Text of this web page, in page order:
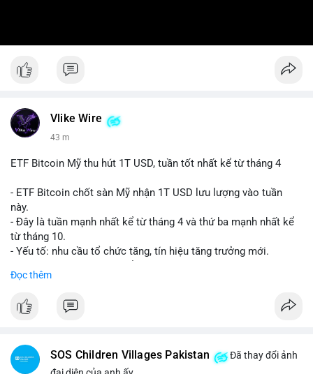
Vlike Wire
43 m
ETF Bitcoin Mỹ thu hút 1T USD, tuần tốt nhất kể từ tháng 4
- ETF Bitcoin chốt sàn Mỹ nhận 1T USD lưu lượng vào tuần
này.
- Đây là tuần mạnh nhất kể từ tháng 4 và thứ ba mạnh nhất kể
từ tháng 10.
- Yếu tố: nhu cầu tổ chức tăng, tín hiệu tăng trưởng mới.
dẫn.
#binancesquare
#vlikevn #titanbot
Đọc thêm
SOS Children Villages Pakistan
Đã thay đổi ảnh